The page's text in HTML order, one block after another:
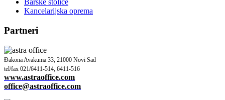
Barske stolice
Kancelarijska oprema
Partneri
Đakona Avakuma 33, 21000 Novi Sad
tel/fax 021/6411-514, 6411-516
www.astraoffice.com
office@astraoffice.com